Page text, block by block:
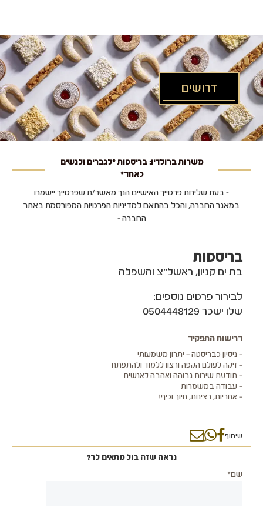
דרושים
משרות ברולדין: בריסטות *לגברים ולנשים
כאחד*
- בעת שליחת פרטייך האישיים הנך מאשר/ת שפרטייך יישמרו
במאגר החברה, והכל בהתאם למדיניות הפרטיות המפורסמת באתר
החברה -
בריסטות
בת ים קניון, ראשל"צ והשפלה
לבירור פרטים נוספים:
שלו ישכר 0504448129
דרישות התפקיד
– ניסיון כבריסטה – יתרון משמעותי
– זיקה לעולם הקפה ורצון ללמוד ולהתפתח
– תודעת שירות גבוהה ואהבה לאנשים
– עבודה במשמרות
– אחריות, רצינות, חיוך וכיף!
שיתוף
נראה שזה בול מתאים לך?
שם*